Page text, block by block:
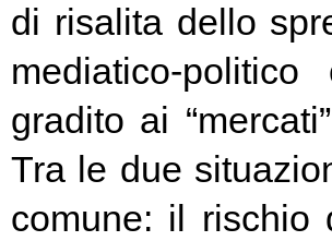
di risalita dello
mediatico-
gradito ai
Tra le due
comune: il rischio